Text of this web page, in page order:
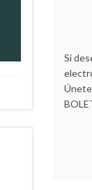
Si